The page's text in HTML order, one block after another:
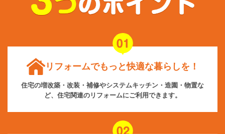
リフォームでもっと快適な暮らしを！
住宅の増改築・改装・補修やシステムキッチン・造園・物置な
ど、住宅関連のリフォームにご利用できます。